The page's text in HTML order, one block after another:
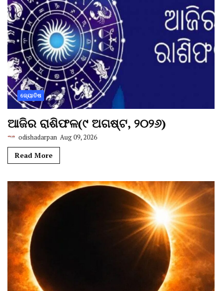
ଜ୍ୟୋତିଷ
ଆଜିର ରାଶିଫଳ(୯ ଅଗଷ୍ଟ, ୨୦୨୬)
odishadarpan Aug 09, 2026
Read More